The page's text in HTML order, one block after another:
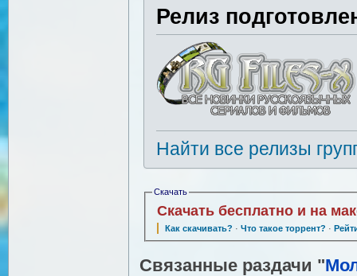
Релиз
Найти все релизы
Скачать
Скачать бесплатно и на
Как скачивать? · Что такое торрент? ·
Связанные раздачи "